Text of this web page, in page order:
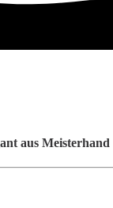
aus Meisterhand